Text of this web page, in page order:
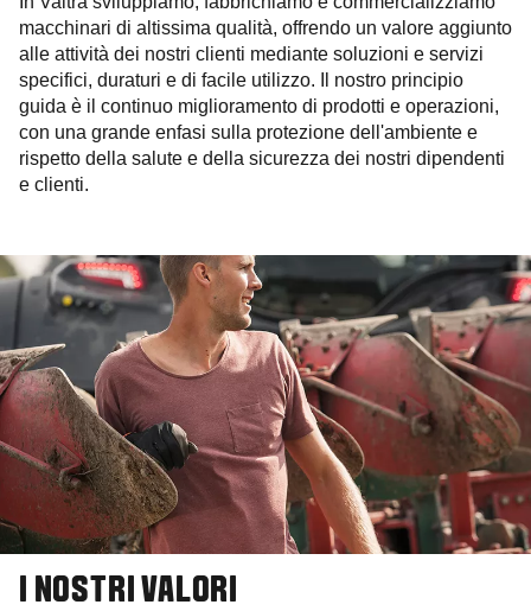
macchinari di altissima qualità, offrendo un valore aggiunto
alle attività dei nostri clienti mediante soluzioni e servizi
specifici, duraturi e di facile utilizzo. Il nostro principio
guida è il continuo miglioramento di prodotti e operazioni,
con una grande enfasi sulla protezione dell'ambiente e
rispetto della salute e della sicurezza dei nostri dipendenti
e clienti.
I NOSTRI VALORI